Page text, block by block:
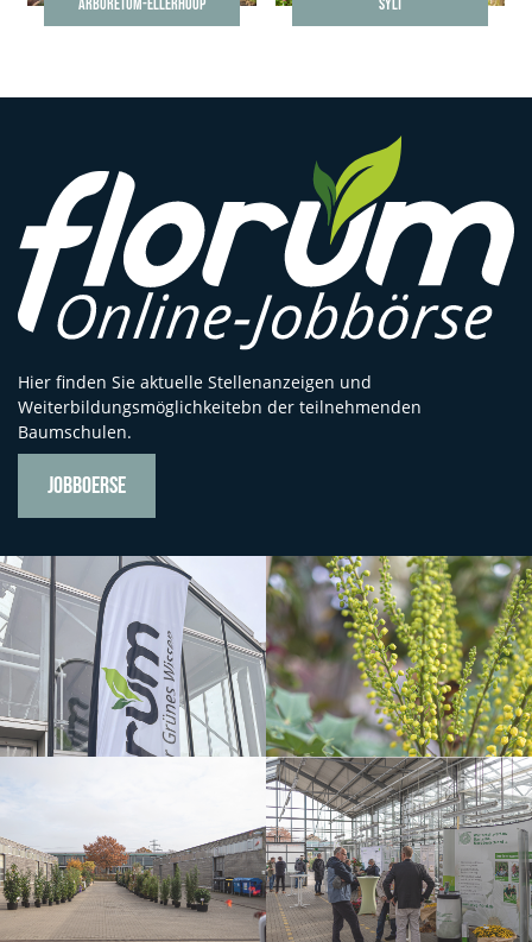
ARBORETUM-ELLERHOOP SYLT
Hier finden Sie aktuelle Stellenanzeigen und
Weiterbildungsmöglichkeitebn der teilnehmenden
Baumschulen.
JOBBOERSE